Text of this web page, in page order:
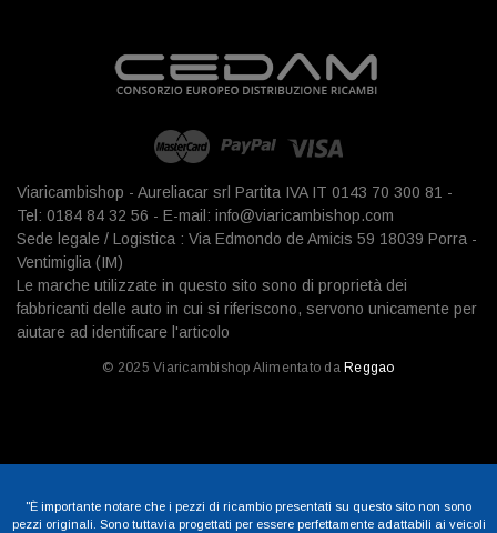
Viaricambishop - Aureliacar srl Partita IVA IT 0143 70 300 81 -
Tel: 0184 84 32 56 - E-mail: info@viaricambishop.com
Sede legale / Logistica : Via Edmondo de Amicis 59 18039 Porra -
Ventimiglia (IM)
Le marche utilizzate in questo sito sono di proprietà dei
fabbricanti delle auto in cui si riferiscono, servono unicamente per
aiutare ad identificare l'articolo
© 2025 Viaricambishop Alimentato da Reggao
"È importante notare che i pezzi di ricambio presentati su questo sito non sono
pezzi originali. Sono tuttavia progettati per essere perfettamente adattabili ai veicoli